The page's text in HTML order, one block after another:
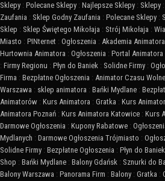
Sklepy : Polecane Sklepy : Najlepsze Sklepy : Sklepy :
Zaufania : Sklep Godny Zaufania : Polecane Sklepy :
Sklep : Sklep Świętego Mikołaja : Strój Mikołaja :
Miasto : PINternet : Ogłoszenia : Akademia Animatora
Hurtownia Animatora : Ogłoszenia : Portal Animatora
: Firmy Regionu : Płyn do Baniek : Solidne Firmy :
Firma : Bezpłatne Ogłoszenia : Animator Czasu
Warszawa : sklep animatora : Bańki Mydlane :
Animatorów : Kurs Animatora : Gratka : Kurs
Animatora Poznań : Kurs Animatora Katowice : Kurs
Darmowe Ogłoszenia : Kupony Rabatowe :
Mydlanych : Darmowe Ogłoszenia Trójmiasto :
Solidne Firmy : Bezpłatne Ogłoszenia : Płyn do Baniek
Shop : Bańki Mydlane : Balony Gdańsk : Sznurki do
Balony Warszawa : Panorama Firm : Balony : Gratka :